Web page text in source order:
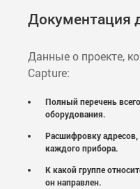
Документация
Данные о проекте,
Capture:
Полный перечень
оборудования.
Расшифровку адресов,
каждого прибора.
К какой группе
он направлен.